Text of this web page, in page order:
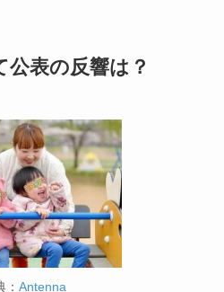
公表の反響は？
： Antenna